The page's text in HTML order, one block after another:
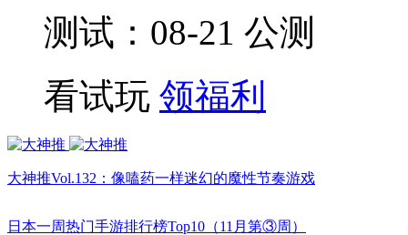
测试：08-21 公测
看试玩 领福利
大神推Vol.132：像嗑药一样迷幻的魔性节奏游戏
日本一周热门手游排行榜Top10（11月第③周）